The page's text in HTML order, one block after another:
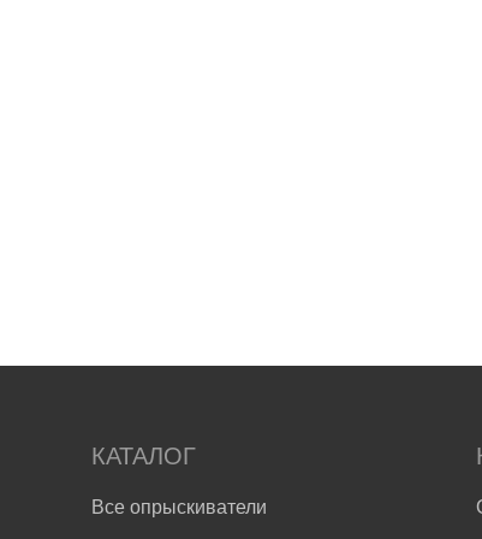
КАТАЛОГ
Все опрыскиватели